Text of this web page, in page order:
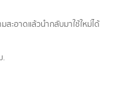
ะอาดแล้วนำกลับมาใช้ใหม่ได้
.